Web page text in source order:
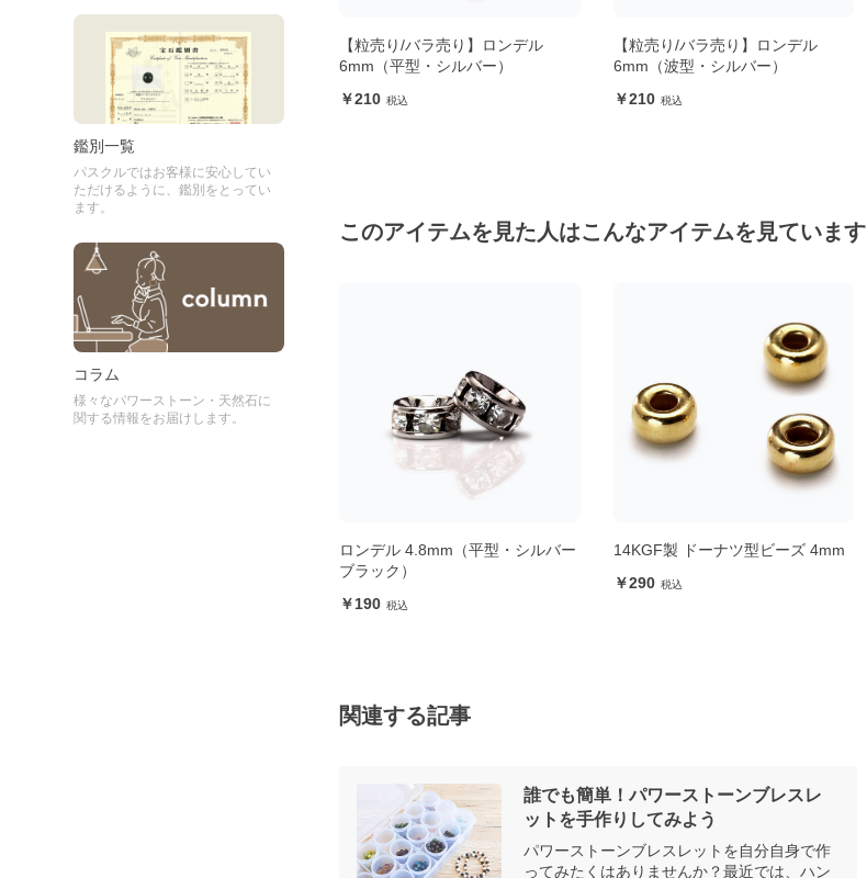
鑑別一覧
パスクルではお客様に安心してい
ただけるように、鑑別をとってい
ます。
コラム
様々なパワーストーン・天然石に
関する情報をお届けします。
【粒売り/バラ売り】ロンデル
6mm（平型・シルバー）
210
【粒売り/バラ売り】ロンデル
6mm（波型・シルバー）
210
このアイテムを見た人はこんなアイテムを見ています
ロンデル 4.8mm（平型・シルバー
ブラック）
190
14KGF製 ドーナツ型ビーズ 4mm
290
関連する記事
誰でも簡単！パワーストーンブレスレ
ットを手作りしてみよう
パワーストーンブレスレットを自分自身で作
ってみたくはありませんか？最近では、ハン